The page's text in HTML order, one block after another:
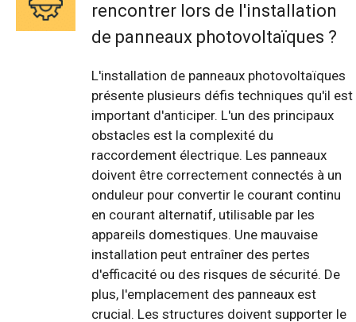
rencontrer lors de l'installation
de panneaux photovoltaïques ?
L'installation de panneaux photovoltaïques
présente plusieurs défis techniques qu'il est
important d'anticiper. L'un des principaux
obstacles est la complexité du
raccordement électrique. Les panneaux
doivent être correctement connectés à un
onduleur pour convertir le courant continu
en courant alternatif, utilisable par les
appareils domestiques. Une mauvaise
installation peut entraîner des pertes
d'efficacité ou des risques de sécurité. De
plus, l'emplacement des panneaux est
crucial. Les structures doivent supporter le